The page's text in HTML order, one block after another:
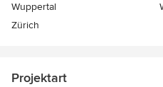
Wuppertal
Zürich
Projektart